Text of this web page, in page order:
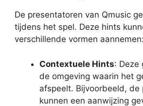
De presentatoren van Qmusic
tijdens het spel. Deze hints
verschillende vormen aannemen:
Contextuele Hints: Deze
de omgeving waarin het
afspeelt. Bijvoorbeeld, de
kunnen een aanwijzing